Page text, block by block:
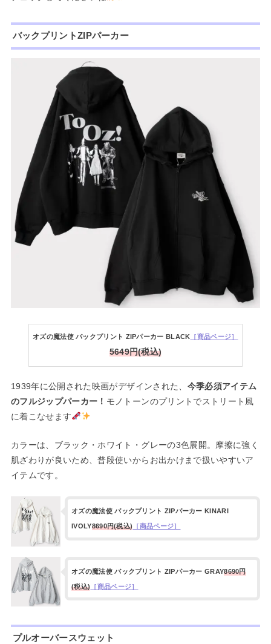
バックプリントZIPパーカー
オズの魔法使 バックプリント ZIPパーカー BLACK ［商品ページ］
5649円(税込)
1939年に公開された映画がデザインされた、 今季必須アイテム
のフルジップパーカー！ モノトーンのプリントでストリート風
に着こなせます
カラーは、ブラック・ホワイト・グレーの3色展開。摩擦に強く
肌ざわりが良いため、普段使いからお出かけまで扱いやすいア
イテムです。
オズの魔法使 バックプリント ZIPパーカー KINARI
IVOLY8690円(税込) ［商品ページ］
オズの魔法使 バックプリント ZIPパーカー GRAY8690円
(税込) ［商品ページ］
プルオーバースウェット